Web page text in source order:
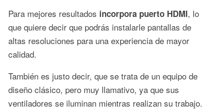
Para mejores resultados incorpora puerto HDMI, lo
que quiere decir que podrás instalarle pantallas de
altas resoluciones para una experiencia de mayor
calidad.
También es justo decir, que se trata de un equipo de
diseño clásico, pero muy llamativo, ya que sus
ventiladores se iluminan mientras realizan su trabajo.